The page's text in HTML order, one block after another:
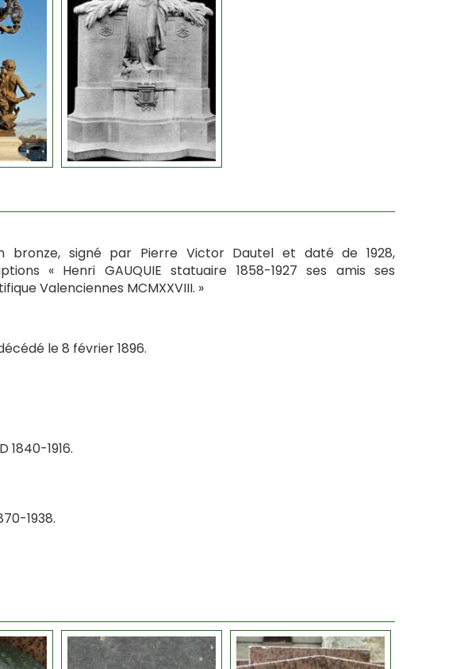
bronze, signé par Pierre Victor Dautel et daté de 1928,
« Henri GAUQUIE statuaire 1858-1927 ses amis ses
Valenciennes MCMXXVIII. »
le 8 février 1896.
1840-1916.
1938.